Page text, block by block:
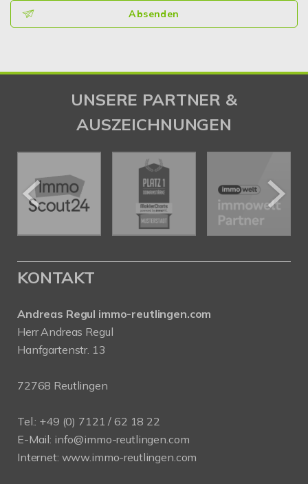
Absenden
UNSERE PARTNER &
AUSZEICHNUNGEN
KONTAKT
Andreas Regul immo-reutlingen.com
Herr Andreas Regul
Hanfgartenstr. 13
72768 Reutlingen
Tel.: +49 (0) 7121 / 62 18 22
E-Mail: info@immo-reutlingen.com
Internet: www.immo-reutlingen.com